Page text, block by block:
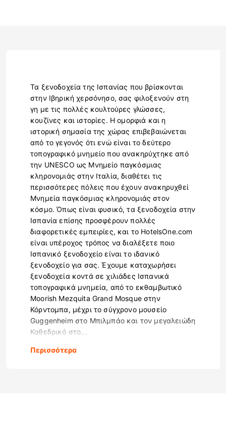
Τα ξενοδοχεία της Ισπανίας που βρίσκονται
στην Ιβηρική χερσόνησο, σας φιλοξενούν στη
γη με τις πολλές κουλτούρες γλώσσες,
κουζίνες και ιστορίες. Η ομορφιά και η
ιστορική σημασία της χώρας επιβεβαιώνεται
από το γεγονός ότι ενώ είναι το δεύτερο
τοπογραφικό μνημείο που ανακηρύχτηκε από
την UNESCO ως Μνημείο παγκόσμιας
κληρονομιάς στην Ιταλία, διαθέτει τις
περισσότερες πόλεις που έχουν ανακηρυχθεί
Μνημεία παγκόσμιας κληρονομιάς στον
κόσμο. Όπως είναι φυσικό, τα ξενοδοχεία στην
Ισπανία επίσης προσφέρουν πολλές
διαφορετικές εμπειρίες, και το HotelsOne.com
είναι υπέροχος τρόπος να διαλέξετε ποιο
Ισπανικό ξενοδοχείο είναι το ιδανικό
ξενοδοχείο για σας. Έχουμε καταχωρήσει
ξενοδοχεία κοντά σε χιλιάδες Ισπανικά
τοπογραφικά μνημεία, από το εκθαμβωτικό
Moorish Mezquita Grand Mosque στην
Κόρντομπα, μέχρι το σύγχρονο μουσείο
Guggenheim στο Μπιλμπάο και τον μεγαλειώδη
Καθεδρικό στο...
Περισσότερα